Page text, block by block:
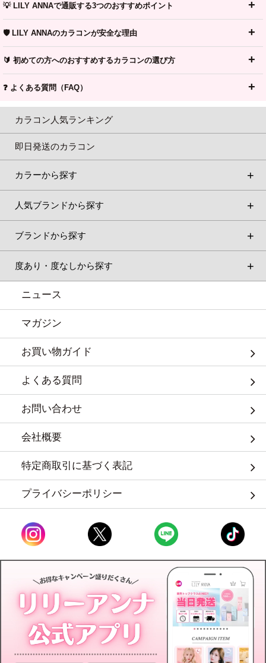
💡 LILY ANNAで通販する3つのおすすめポイント
🛡️ LILY ANNAのカラコンが安全な理由
🔰 初めての方へのおすすめするカラコンの選び方
❓ よくある質問（FAQ）
カラコン人気ランキング
即日発送のカラコン
カラーから探す
人気ブランドから探す
ブランドから探す
度あり・度なしから探す
ニュース
マガジン
お買い物ガイド
よくある質問
お問い合わせ
会社概要
特定商取引に基づく表記
プライバシーポリシー